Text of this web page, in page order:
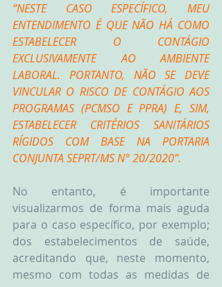
“NESTE CASO ESPECÍFICO, MEU
ENTENDIMENTO É QUE NÃO HÁ COMO
ESTABELECER O CONTÁGIO
EXCLUSIVAMENTE AO AMBIENTE
LABORAL. PORTANTO, NÃO SE DEVE
VINCULAR O RISCO DE CONTÁGIO AOS
PROGRAMAS (PCMSO E PPRA) E, SIM,
ESTABELECER CRITÉRIOS SANITÁRIOS
RÍGIDOS COM BASE NA PORTARIA
CONJUNTA SEPRT/MS N° 20/2020”.
No entanto, é importante
visualizarmos de forma mais aguda
para o caso específico, por exemplo;
dos estabelecimentos de saúde,
acreditando que, neste momento,
mesmo com todas as medidas de